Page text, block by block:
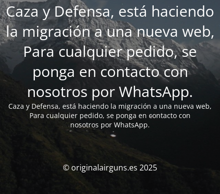
Caza y Defensa, está haciendo
la migración a una nueva web,
Para cualquier pedido, se
ponga en contacto con
nosotros por WhatsApp.
Caza y Defensa, está haciendo la migración a una nueva web,
Para cualquier pedido, se ponga en contacto con
nosotros por WhatsApp.
© originalairguns.es 2025